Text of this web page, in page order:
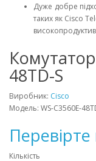
Дуже добре
таких як Cisco
48TD-S
Виробник: Cisco
Модель: WS-C3560E-
Перевірте
Кількість